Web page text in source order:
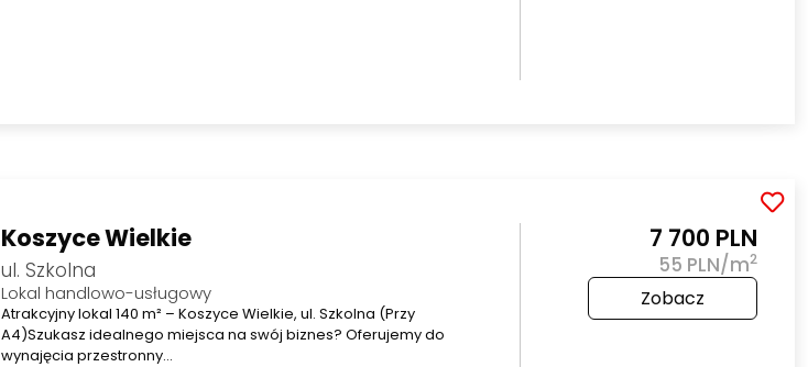
Koszyce Wielkie
ul. Szkolna
Lokal handlowo-usługowy
Atrakcyjny lokal 140 m² – Koszyce Wielkie, ul. Szkolna (Przy
A4)Szukasz idealnego miejsca na swój biznes? Oferujemy do
wynajęcia przestronny…
7 700 PLN
55 PLN/m2
Zobacz